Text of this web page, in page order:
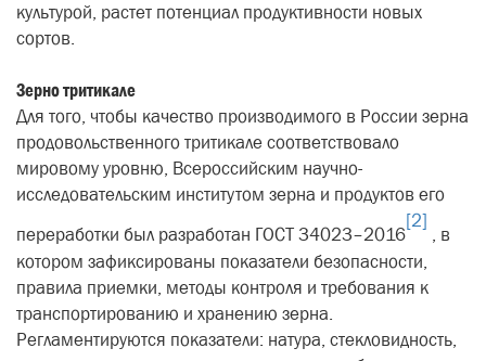
культурой, растет потенциал продуктивности новых
сортов.
Зерно тритикале
Для того, чтобы качество производимого в России зерна
продовольственного тритикале соответствовало
мировому уровню, Всероссийским научно-
исследовательским институтом зерна и продуктов его
переработки был разработан ГОСТ 34023–2016
[2]
, в
котором зафиксированы показатели безопасности,
правила приемки, методы контроля и требования к
транспортированию и хранению зерна.
Регламентируются показатели: натура, стекловидность,